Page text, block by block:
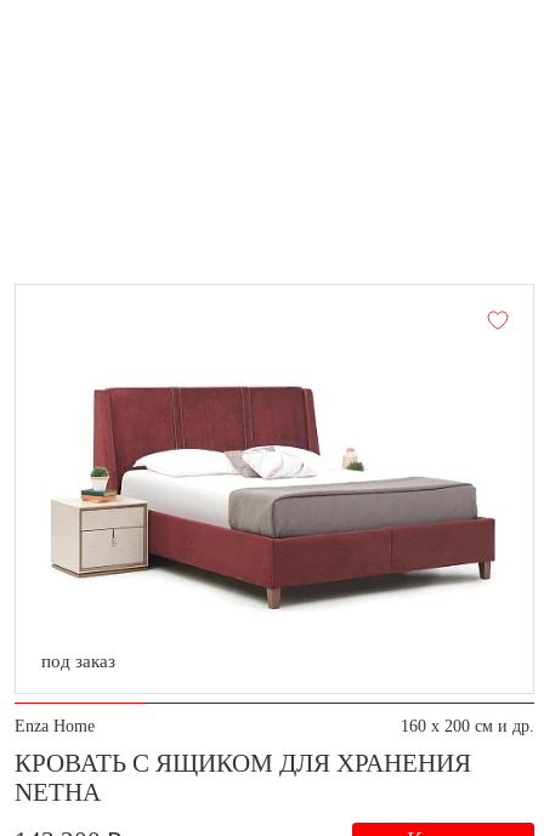
под заказ
Enza Home 160 x 200 см и др.
КРОВАТЬ С ЯЩИКОМ ДЛЯ ХРАНЕНИЯ
NETHA